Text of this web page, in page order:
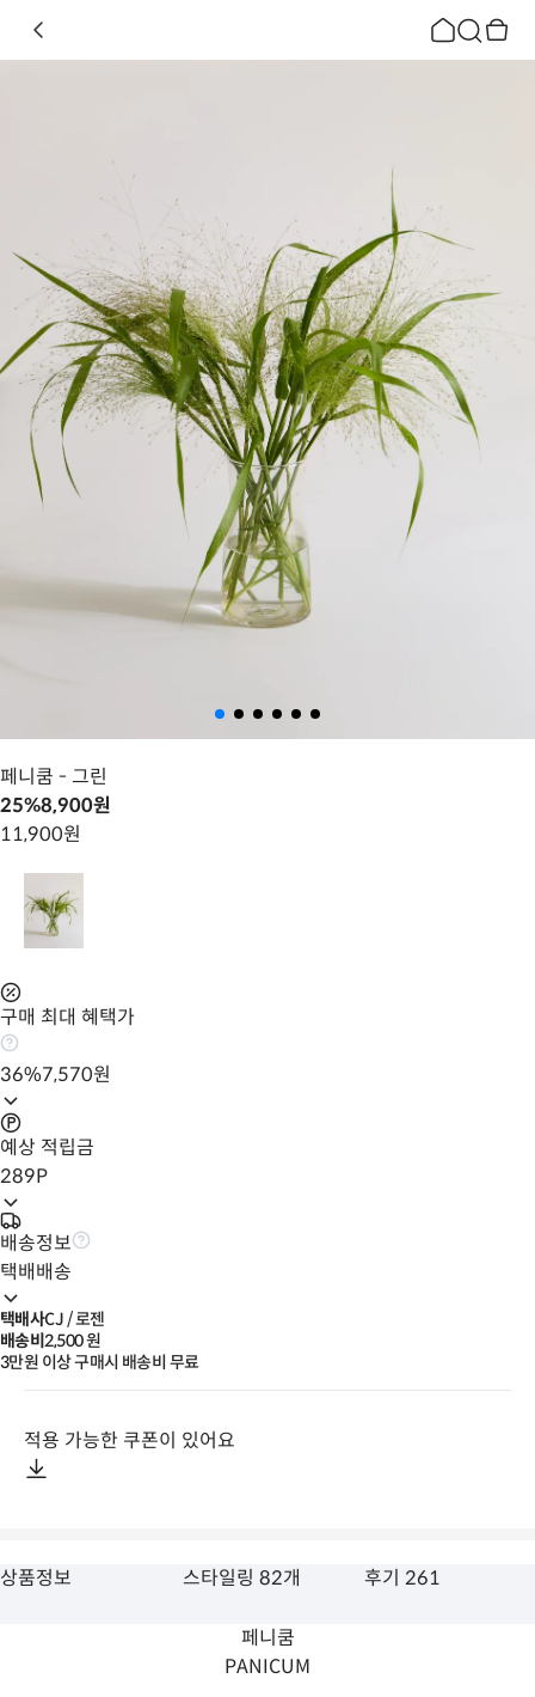
페니쿰 - 그린
25%8,900원
11,900원
구매 최대 혜택가
36%7,570원
예상 적립금
289P
배송정보
택배배송
택배사CJ / 로젠
배송비2,500 원
3만원 이상 구매시 배송비 무료
적용 가능한 쿠폰이 있어요
상품정보 스타일링 82개 후기 261
페니쿰
PANICUM